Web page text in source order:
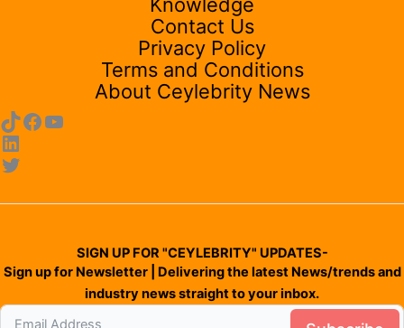
Contact Us
Privacy Policy
Terms and Conditions
About Ceylebrity News
SIGN UP FOR "CEYLEBRITY" UPDATES-
Sign up for Newsletter | Delivering the latest News/trends and
industry news straight to your inbox.